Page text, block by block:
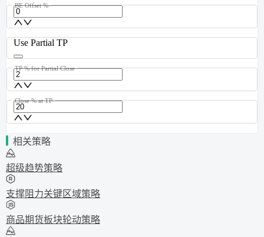
BE Offset %
Use Partial TP
TP % for Partial Close
Close % at TP
相关策略
超级趋势策略
支撑阻力关键区域策略
商品期货板块轮动策略